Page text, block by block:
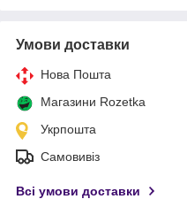
Умови доставки
Нова Пошта
Магазини Rozetka
Укрпошта
Самовивіз
Всі умови доставки